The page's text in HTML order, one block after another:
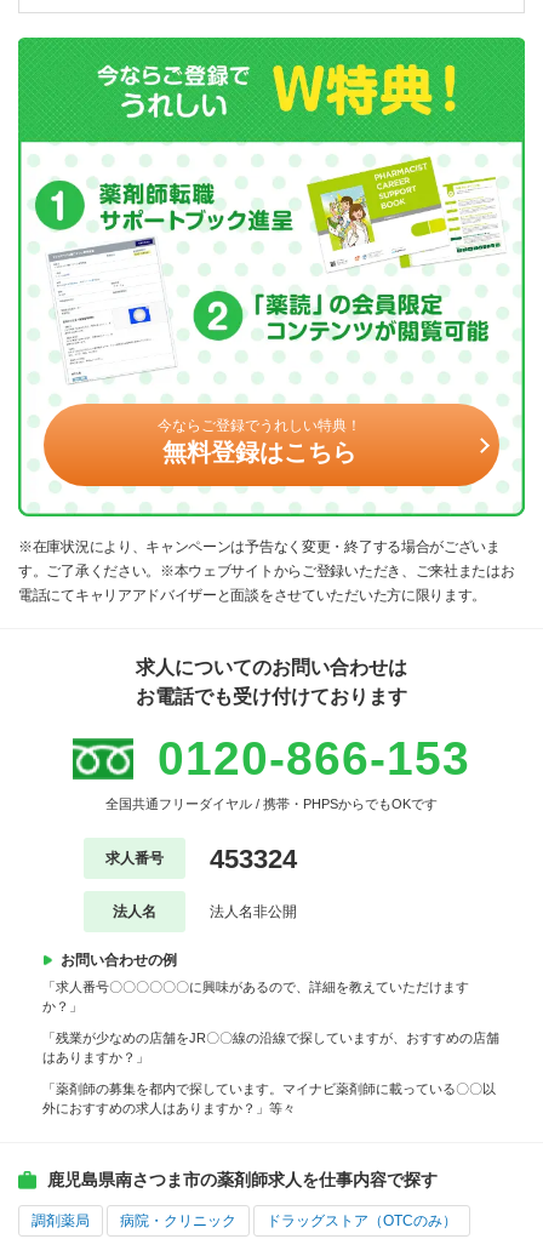
今ならご登録でうれしい特典！
無料登録はこちら
※在庫状況により、キャンペーンは予告なく変更・終了する場合がございま
す。ご了承ください。※本ウェブサイトからご登録いただき、ご来社またはお
電話にてキャリアアドバイザーと面談をさせていただいた方に限ります。
求人についてのお問い合わせは
お電話でも受け付けております
0120-866-153
全国共通フリーダイヤル / 携帯・PHPSからでもOKです
求人番号 453324
法人名 法人名非公開
お問い合わせの例
「求人番号〇〇〇〇〇〇に興味があるので、詳細を教えていただけます
か？」
「残業が少なめの店舗をJR〇〇線の沿線で探していますが、おすすめの店舗
はありますか？」
「薬剤師の募集を都内で探しています。マイナビ薬剤師に載っている〇〇以
外におすすめの求人はありますか？」等々
鹿児島県南さつま市の薬剤師求人を仕事内容で探す
調剤薬局 病院・クリニック ドラッグストア（OTCのみ）